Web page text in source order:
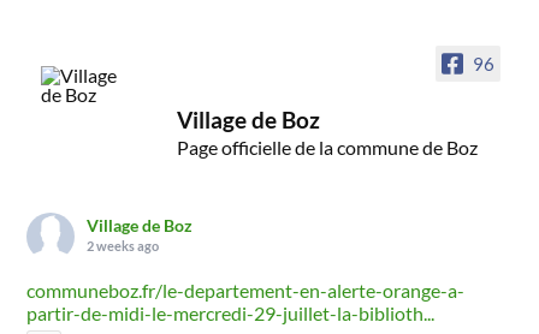
96
Village de Boz
Page officielle de la commune de Boz
Village de Boz
2 weeks ago
communeboz.fr/le-departement-en-alerte-orange-a-
partir-de-midi-le-mercredi-29-juillet-la-biblioth...